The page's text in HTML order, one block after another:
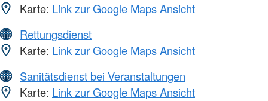
Karte: Link zur Google Maps Ansicht
Rettungsdienst
Karte: Link zur Google Maps Ansicht
Sanitätsdienst bei Veranstaltungen
Karte: Link zur Google Maps Ansicht